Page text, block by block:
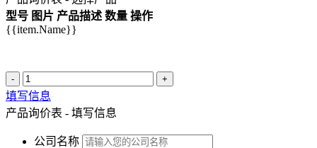
型号 图片 产品描述 数量 操作
{{item.Name}}
- +
填写信息
产品询价表 - 填写信息
公司名称